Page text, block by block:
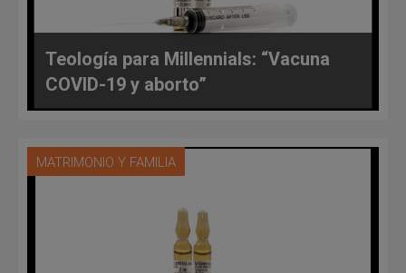
Teología para Millennials: “Vacuna
COVID-19 y aborto”
MATRIMONIO Y FAMILIA